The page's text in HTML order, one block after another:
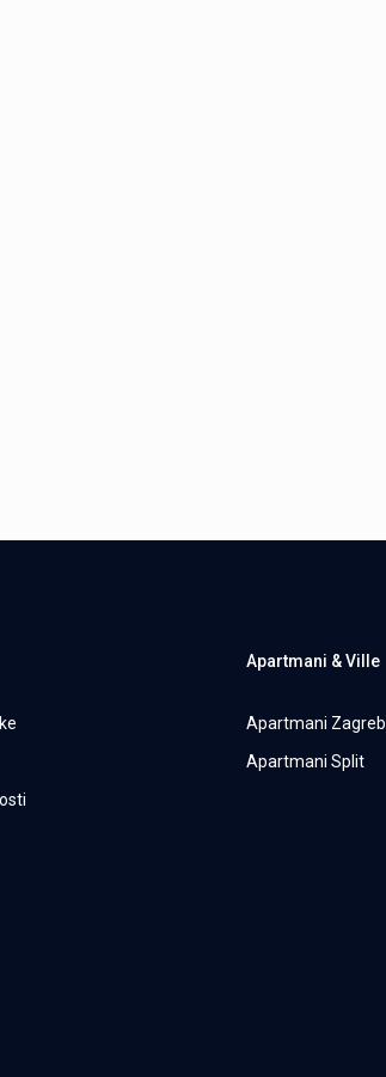
Apartmani & Ville
Apartmani Zagreb
Apartmani Split